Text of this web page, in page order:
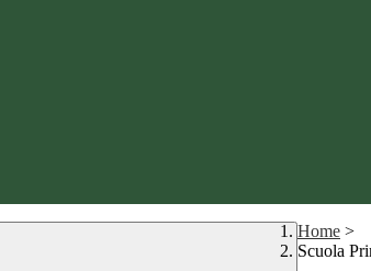
Home >
Scuola